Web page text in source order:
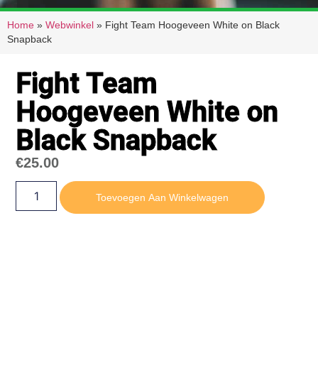
Home » Webwinkel » Fight Team Hoogeveen White on Black
Snapback
Fight Team
Hoogeveen White on
Black Snapback
€25.00
Toevoegen Aan Winkelwagen